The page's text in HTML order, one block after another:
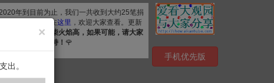
年到目前为止，我们一共收到大约25笔捐
详细清单公布在这里 ，欢迎大家查看。更新
资源，
众人拾柴火焰高，如果可能，请大家
心感谢您的支持！ 🌹
手机优先版
×
出。